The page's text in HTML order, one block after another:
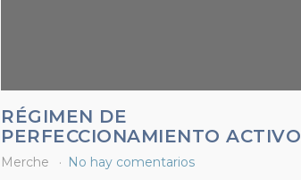
RÉGIMEN DE
PERFECCIONAMIENTO ACTIVO
Merche No hay comentarios